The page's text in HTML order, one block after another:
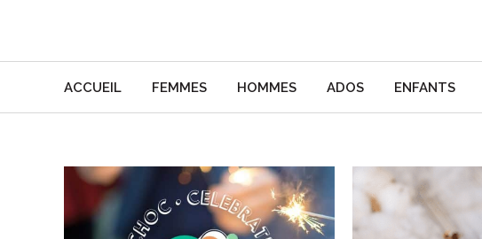
ACCUEIL FEMMES HOMMES ADOS ENFANTS